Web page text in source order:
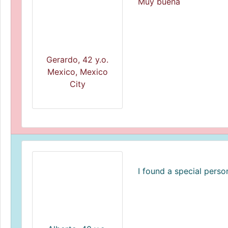
Gerardo, 42 y.o.
Mexico, Mexico
City
I found a special